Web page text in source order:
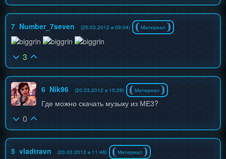
7 Number_7seven (25.03.2012 в 09:04) Материал
3
6 Nik96 (20.03.2012 в 15:26) Материал
Где можно скачать музыку из МЕ3?
0
5 vladtravn (20.03.2012 в 11:48) Материал